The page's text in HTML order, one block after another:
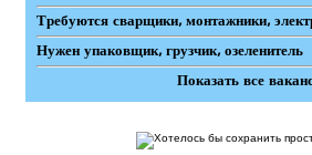
Требуются сварщики, монтажники,
Нужен упаковщик, грузчик, озеленитель
Показать все